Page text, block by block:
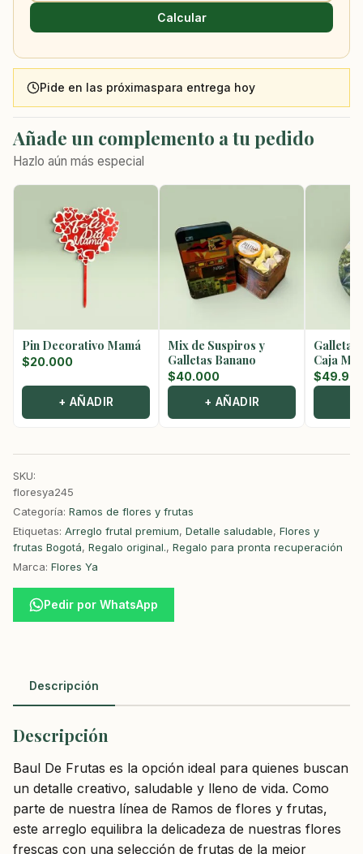
Calcular
Pide en las próximaspara entrega hoy
Añade un complemento a tu pedido
Hazlo aún más especial
Pin Decorativo Mamá
$20.000
+ AÑADIR
Mix de Suspiros y
Galletas Banano
$40.000
+ AÑADIR
Galletas
Caja
$
SKU:
floresya245
Categoría: Ramos de flores y frutas
Etiquetas: Arreglo frutal premium, Detalle saludable, Flores y
frutas Bogotá, Regalo original., Regalo para pronta recuperación
Marca: Flores Ya
Pedir por WhatsApp
Descripción
Descripción
Baul De Frutas es la opción ideal para quienes buscan
un detalle creativo, saludable y lleno de vida. Como
parte de nuestra línea de Ramos de flores y frutas,
este arreglo equilibra la delicadeza de nuestras flores
frescas con una selección de frutas de la mejor